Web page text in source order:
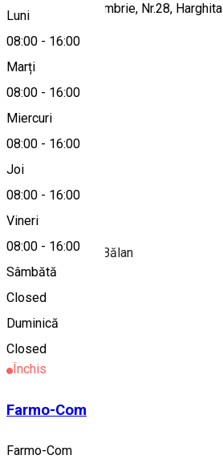
Luni
08:00 - 16:00
Marți
08:00 - 16:00
Miercuri
08:00 - 16:00
Joi
08:00 - 16:00
Vineri
08:00 - 16:00
Sâmbătă
Closed
Duminică
Closed
Balan, Str. 1 Decembrie, Nr.28, Harghita
Hartă
Despre
Bifarm-Genţiana, Bălan
Alte sugestii
Farmacie
Închis
Farmo-Com
Farmo-Com